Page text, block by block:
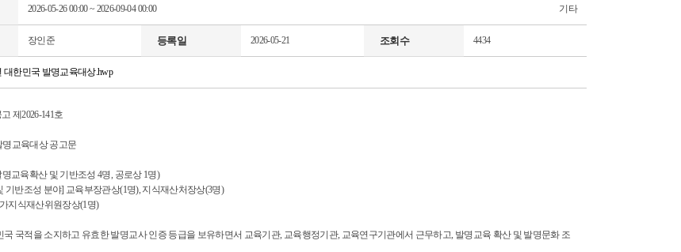
2026-05-26 00:00~ 2026-09-04 00:00 기타
장인준 등록일 2026-05-21 조회수 4434
대한민국 발명교육대상.hwp
제2026-141호
명교육대상 공고문
교육확산 및 기반조성 4명, 공로상 1명)
기반조성 분야] 교육부장관상(1명), 지식재산처장상(3명)
지식재산위원장상(1명)
국 국적을 소지하고 유효한 발명교사 인증 등급을 보유하면서 교육기관, 교육행정기관, 교육연구기관에서 근무하고, 발명교육 확산 및 발명문화 조